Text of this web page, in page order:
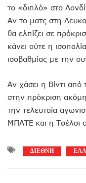
το «διπλό» στο
Αν το ματς στη
θα ελπίζει σε
κάνει ούτε η
ισοβαθμίας με την
Αν χάσει η Βίντι
στην πρόκριση
την τελευταία
ΜΠΑΤΕ και η Τσέλσι
ΔΙΕΘΝΗ